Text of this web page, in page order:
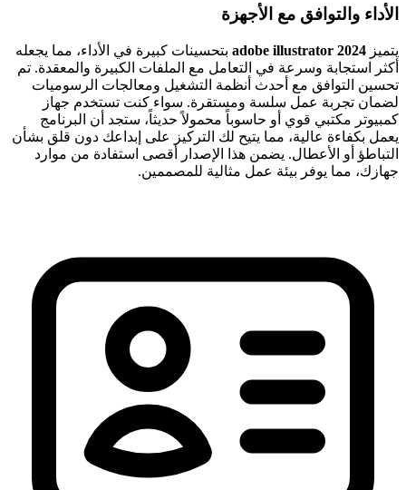
الأداء والتوافق مع الأجهزة
يتميز adobe illustrator 2024 بتحسينات كبيرة في الأداء، مما يجعله
أكثر استجابة وسرعة في التعامل مع الملفات الكبيرة والمعقدة. تم
تحسين التوافق مع أحدث أنظمة التشغيل ومعالجات الرسوميات
لضمان تجربة عمل سلسة ومستقرة. سواء كنت تستخدم جهاز
كمبيوتر مكتبي قوي أو حاسوباً محمولاً حديثاً، ستجد أن البرنامج
يعمل بكفاءة عالية، مما يتيح لك التركيز على إبداعك دون قلق بشأن
التباطؤ أو الأعطال. يضمن هذا الإصدار أقصى استفادة من موارد
جهازك، مما يوفر بيئة عمل مثالية للمصممين.